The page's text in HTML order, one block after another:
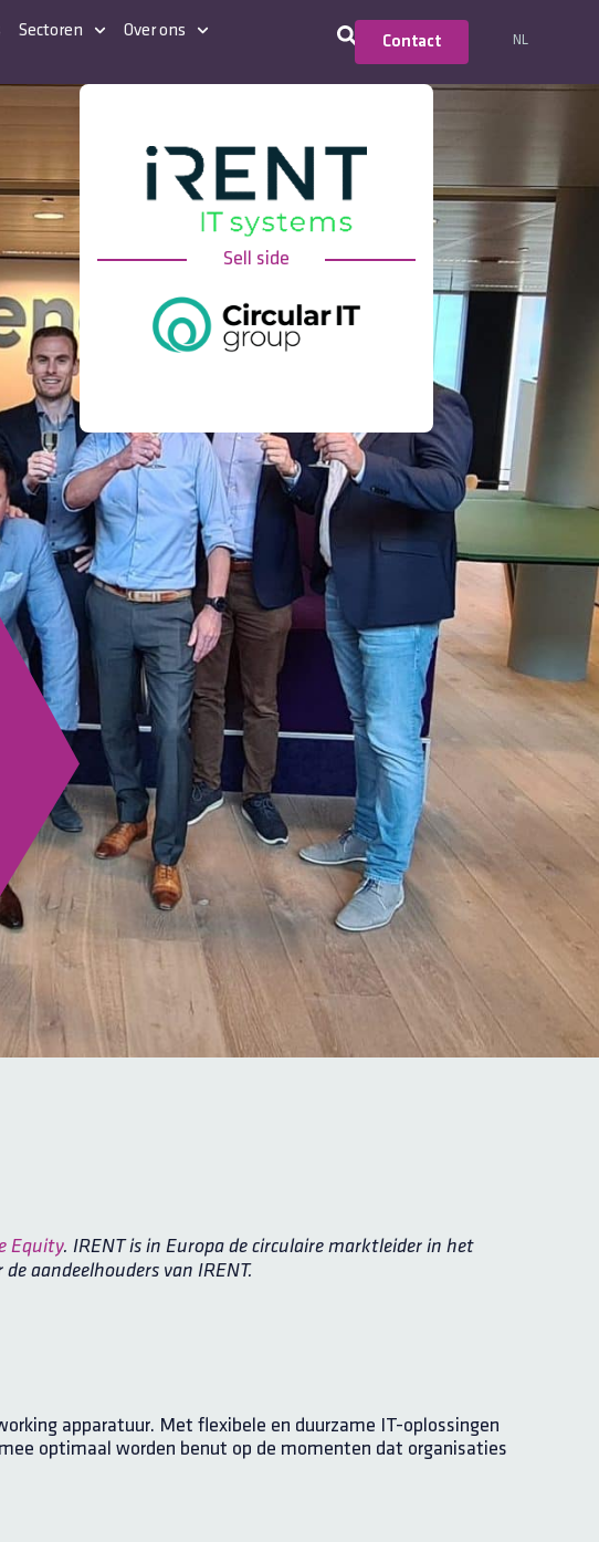
Sectoren Over ons
Contact NL
Sell side
Equity. IRENT is in Europa de circulaire marktleider in het
aandeelhouders van IRENT.
apparatuur. Met flexibele en duurzame IT-oplossingen
optimaal worden benut op de momenten dat organisaties